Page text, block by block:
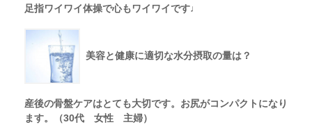
足指ワイワイ体操で心もワイワイです♩
美容と健康に適切な水分摂取の量は？
産後の骨盤ケアはとても大切です。お尻がコンパクトになり
ます。（30代 女性 主婦）